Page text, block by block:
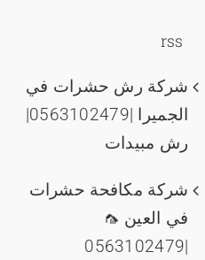
rss
شركة رش حشرات في
الجميرا |0563102479|
رش مبيدات
شركة مكافحة حشرات
في العين 🦟
|0563102479